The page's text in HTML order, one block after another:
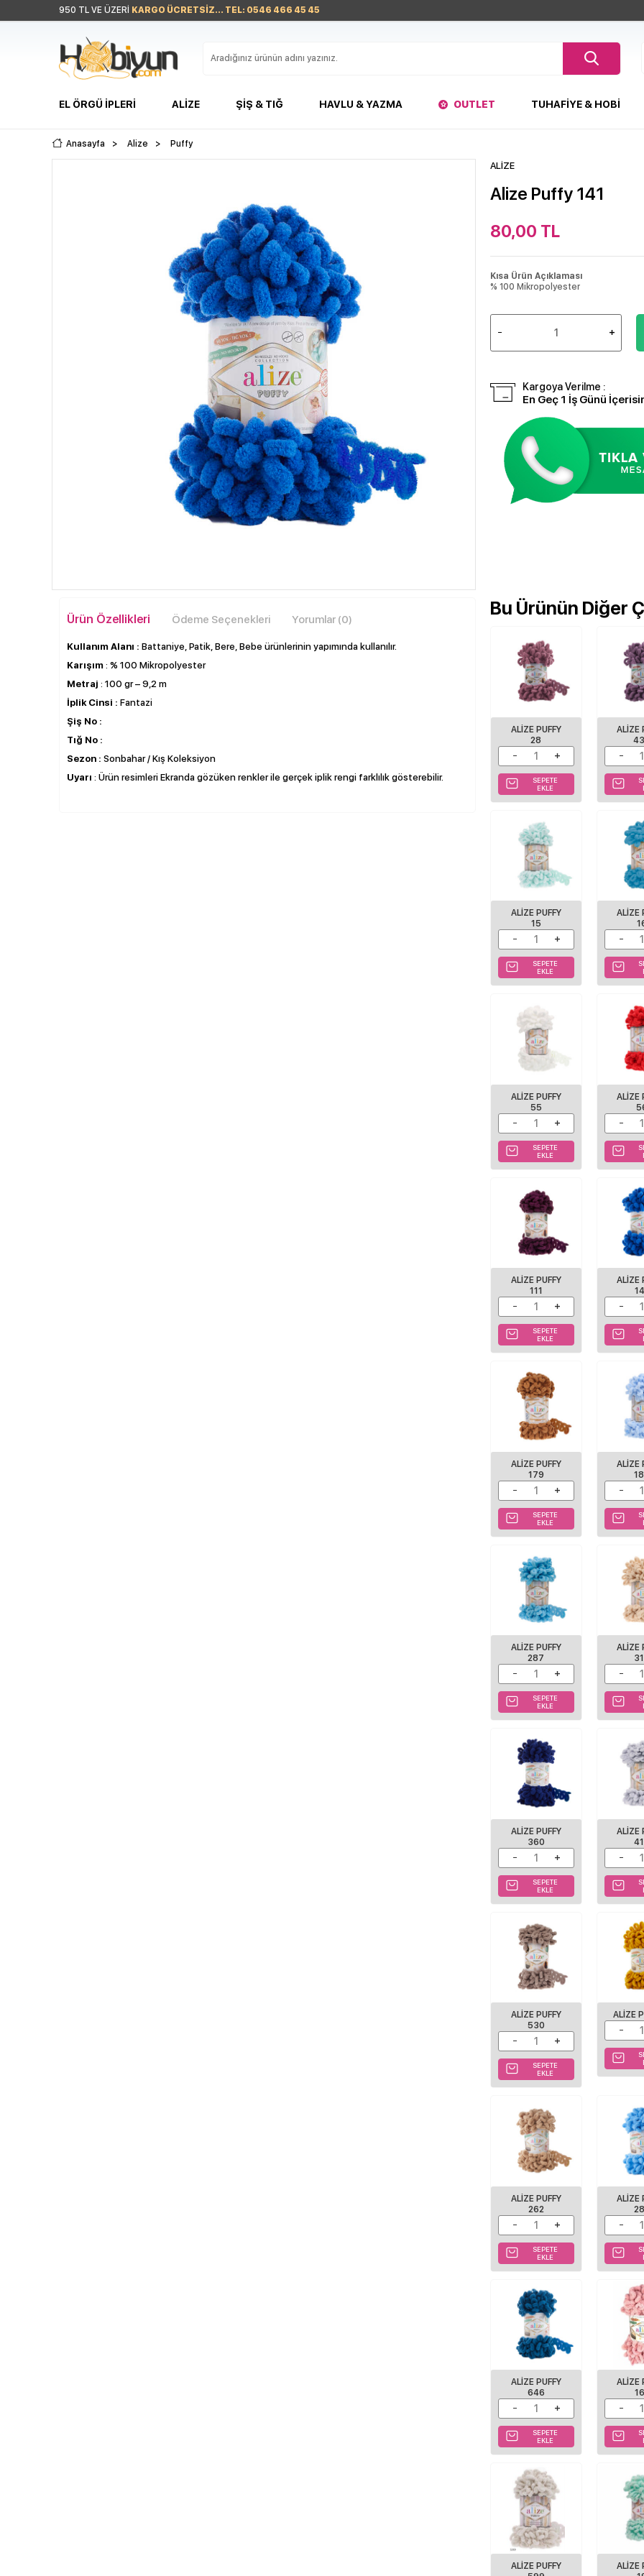
950 TL VE ÜZERİ KARGO ÜCRETSİZ... TEL: 0546 466 45 45
EL ÖRGÜ İPLERI ALIZE ŞIŞ & TIĞ HAVLU & YAZMA OUTLET TUHAFIYE & HOBI
Anasayfa > Alize > Puffy
ALİZE
Alize Puffy 141
80,00 TL
Kısa Ürün Açıklaması
% 100 Mikropolyester
Kargoya Verilme :
En Geç 1 İş Günü
Ürün Özellikleri Ödeme Seçenekleri Yorumlar (0)
Kullanım Alanı : Battaniye, Patik, Bere, Bebe ürünlerinin yapımında kullanılır.
Karışım : % 100 Mikropolyester
Metraj : 100 gr – 9,2 m
İplik Cinsi : Fantazi
Şiş No :
Tığ No :
Sezon : Sonbahar / Kış Koleksiyon
Uyarı : Ürün resimleri Ekranda gözüken renkler ile gerçek iplik rengi farklılık gösterebilir.
Bu Ürünün Diğer
ALIZE PUFFY
28
SEPETE
EKLE
ALIZE
ALIZE PUFFY
15
SEPETE
EKLE
ALIZE
ALIZE PUFFY
55
SEPETE
EKLE
ALIZE
ALIZE PUFFY
111
SEPETE
EKLE
ALIZE
ALIZE PUFFY
179
SEPETE
EKLE
ALIZE
ALIZE PUFFY
287
SEPETE
EKLE
ALIZE
ALIZE PUFFY
360
SEPETE
EKLE
ALIZE
ALIZE PUFFY
530
SEPETE
EKLE
ALIZE
ALIZE PUFFY
262
SEPETE
EKLE
ALIZE
ALIZE PUFFY
646
SEPETE
EKLE
ALIZE
ALIZE PUFFY
ALIZE